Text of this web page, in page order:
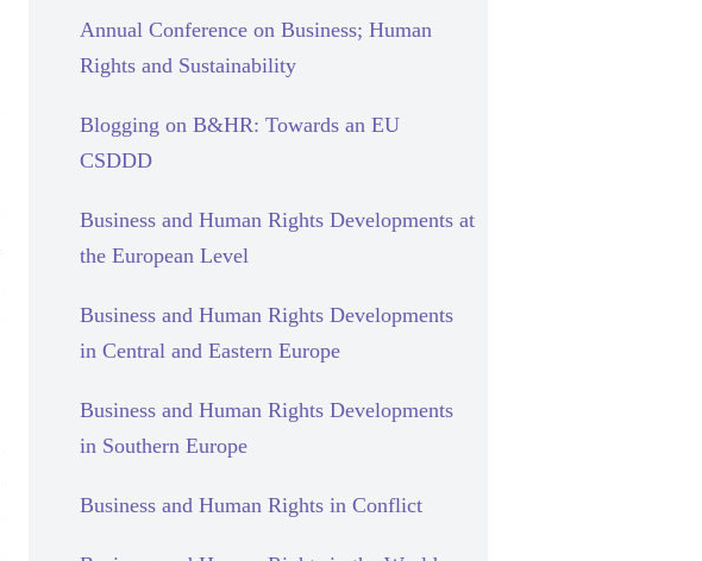
Annual Conference on Business; Human
Rights and Sustainability
Blogging on B&HR: Towards an EU
CSDDD
Business and Human Rights Developments at
the European Level
Business and Human Rights Developments
in Central and Eastern Europe
Business and Human Rights Developments
in Southern Europe
Business and Human Rights in Conflict